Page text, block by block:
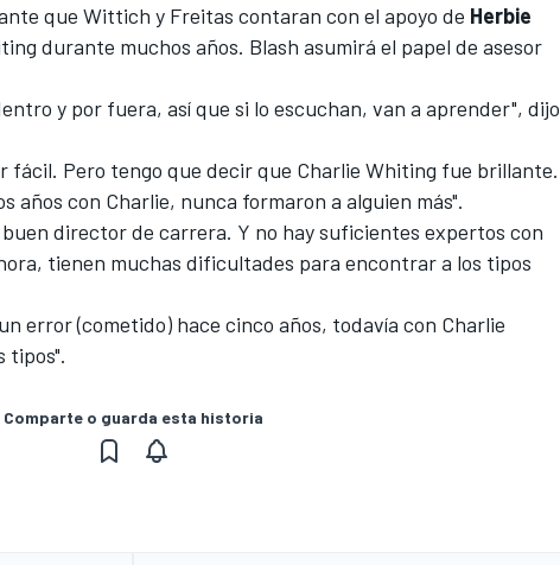
que Wittich y Freitas contaran con el apoyo de Herbie
durante muchos años. Blash asumirá el papel de asesor
y por fuera, así que si lo escuchan, van a aprender", dijo
fácil. Pero tengo que decir que Charlie Whiting fue brillante.
años con Charlie, nunca formaron a alguien más".
director de carrera. Y no hay suficientes expertos con
tienen muchas dificultades para encontrar a los tipos
error (cometido) hace cinco años, todavía con Charlie
tipos".
Comparte o guarda esta historia